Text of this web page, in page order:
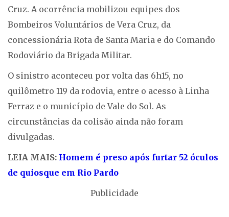
Cruz. A ocorrência mobilizou equipes dos
Bombeiros Voluntários de Vera Cruz, da
concessionária Rota de Santa Maria e do Comando
Rodoviário da Brigada Militar.
O sinistro aconteceu por volta das 6h15, no
quilômetro 119 da rodovia, entre o acesso à Linha
Ferraz e o município de Vale do Sol. As
circunstâncias da colisão ainda não foram
divulgadas.
LEIA MAIS: Homem é preso após furtar 52 óculos
de quiosque em Rio Pardo
Publicidade